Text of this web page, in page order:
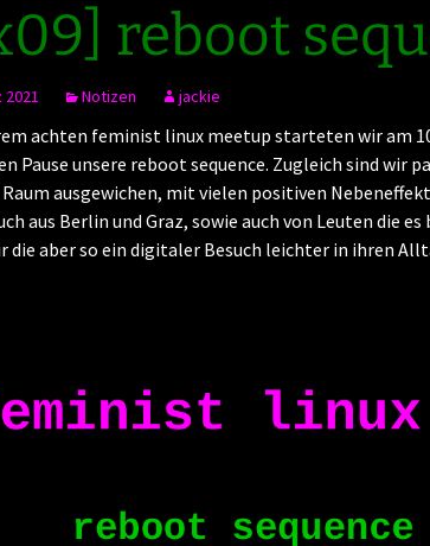
reboot
2021 Notizen jackie
achten feminist linux meetup starteten wir am
Pause unsere reboot sequence. Zugleich sind wir
ausgewichen, mit vielen positiven
aus Berlin und Graz, sowie auch von Leuten die
die aber so ein digitaler Besuch leichter in ihren